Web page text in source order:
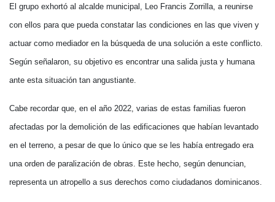
El grupo exhortó al alcalde municipal, Leo Francis Zorrilla, a reunirse
con ellos para que pueda constatar las condiciones en las que viven y
actuar como mediador en la búsqueda de una solución a este conflicto.
Según señalaron, su objetivo es encontrar una salida justa y humana
ante esta situación tan angustiante.
Cabe recordar que, en el año 2022, varias de estas familias fueron
afectadas por la demolición de las edificaciones que habían levantado
en el terreno, a pesar de que lo único que se les había entregado era
una orden de paralización de obras. Este hecho, según denuncian,
representa un atropello a sus derechos como ciudadanos dominicanos.